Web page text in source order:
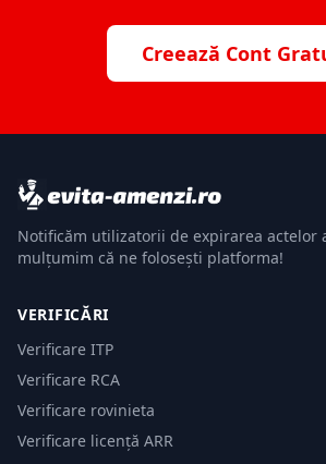
Creează Cont
Notificăm utilizatorii de expirarea actelor
mulțumim că ne folosești platforma!
VERIFICĂRI
Verificare ITP
Verificare RCA
Verificare rovinieta
Verificare licență ARR